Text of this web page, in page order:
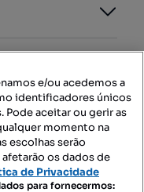
e/ou acedemos a
identificadores únicos
Pode aceitar ou gerir as
momento na
escolhas serão
os dados de
de Privacidade
para fornecermos: